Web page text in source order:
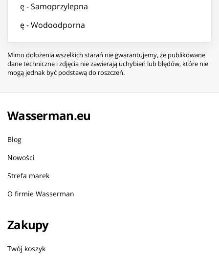
- Samoprzylepna
- Wodoodporna
Mimo dołożenia wszelkich starań nie gwarantujemy, że publikowane
dane techniczne i zdjęcia nie zawierają uchybień lub błędów, które nie
mogą jednak być podstawą do roszczeń.
Wasserman.eu
Blog
Nowości
Strefa marek
O firmie Wasserman
Zakupy
Twój koszyk